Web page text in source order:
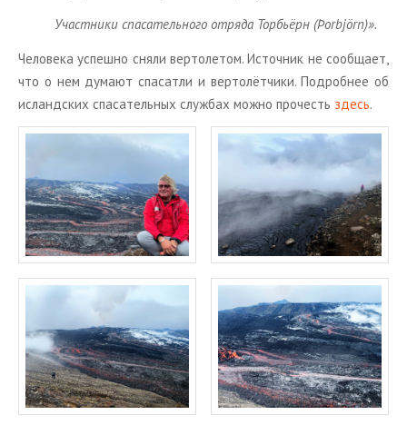
Участ­ни­ки спа­са­тель­но­го от­ря­да Тор­бьёрн (Þorbjörn)».
Че­ло­ве­ка успеш­но сняли вер­то­ле­том. Ис­точ­ник не со­об­ща­ет,
что о нем ду­ма­ют спас­ат­ли и вер­то­лёт­чи­ки. По­дроб­нее об
ис­ланд­ских спа­са­тель­ных служ­бах можно про­честь здесь.